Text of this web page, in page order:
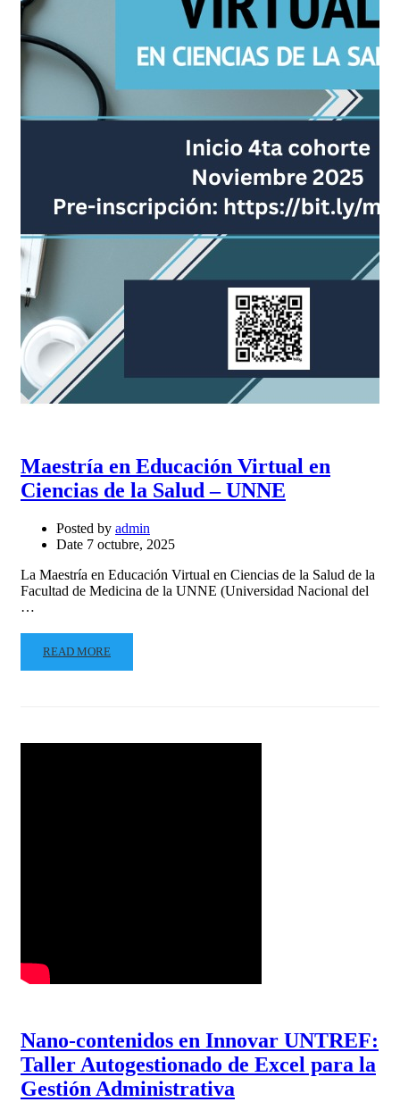
Maestría en Educación Virtual en
Ciencias de la Salud – UNNE
Posted by admin
Date 7 octubre, 2025
La Maestría en Educación Virtual en Ciencias de la Salud de la
Facultad de Medicina de la UNNE (Universidad Nacional del
…
READ MORE
Nano-contenidos en Innovar UNTREF:
Taller Autogestionado de Excel para la
Gestión Administrativa